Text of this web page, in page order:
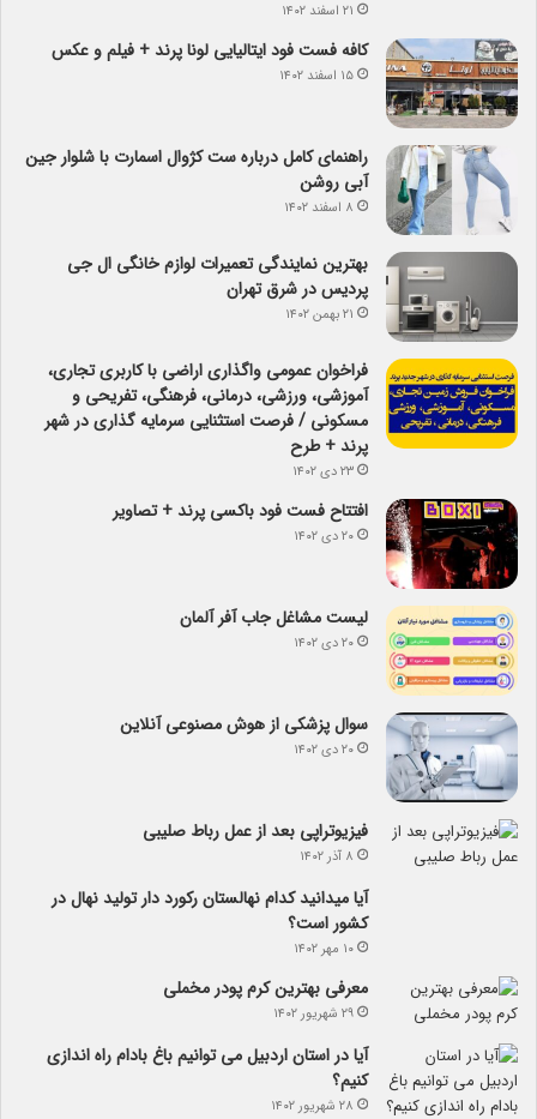
۲۱ اسفند ۱۴۰۲
کافه فست فود ایتالیایی لونا پرند + فیلم و عکس
۱۵ اسفند ۱۴۰۲
راهنمای کامل درباره ست کژوال اسمارت با شلوار جین
آبی روشن
۸ اسفند ۱۴۰۲
بهترین نمایندگی تعمیرات لوازم خانگی ال جی
پردیس در شرق تهران
۲۱ بهمن ۱۴۰۲
فراخوان عمومی واگذاری اراضی با کاربری تجاری،
آموزشی، ورزشی، درمانی، فرهنگی، تفریحی و
مسکونی / فرصت استثنایی سرمایه گذاری در شهر
پرند + طرح
۲۳ دی ۱۴۰۲
افتتاح فست فود باکسی پرند + تصاویر
۲۰ دی ۱۴۰۲
لیست مشاغل جاب آفر آلمان
۲۰ دی ۱۴۰۲
سوال پزشکی از هوش مصنوعی آنلاین
۲۰ دی ۱۴۰۲
فیزیوتراپی بعد از عمل رباط صلیبی
۸ آذر ۱۴۰۲
آیا می­دانید کدام نهالستان رکورد دار تولید نهال­ در
کشور است؟
۱۰ مهر ۱۴۰۲
معرفی بهترین کرم پودر مخملی
۲۹ شهریور ۱۴۰۲
آیا در استان اردبیل می توانیم باغ بادام راه اندازی
کنیم؟
۲۸ شهریور ۱۴۰۲